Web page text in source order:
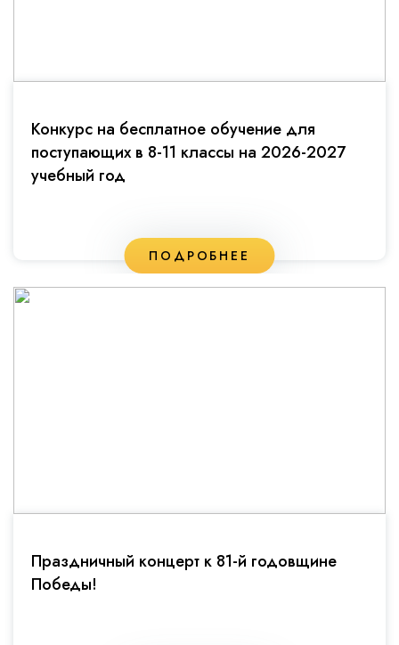
Конкурс на бесплатное обучение для
поступающих в 8-11 классы на 2026-2027
учебный год
ПОДРОБНЕЕ
Праздничный концерт к 81-й годовщине
Победы!